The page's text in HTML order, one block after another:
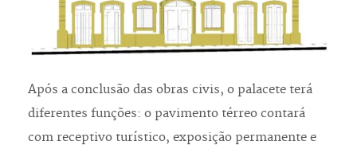
Após a conclusão das obras civis, o palacete terá
diferentes funções: o pavimento térreo contará
com receptivo turístico, exposição permanente e